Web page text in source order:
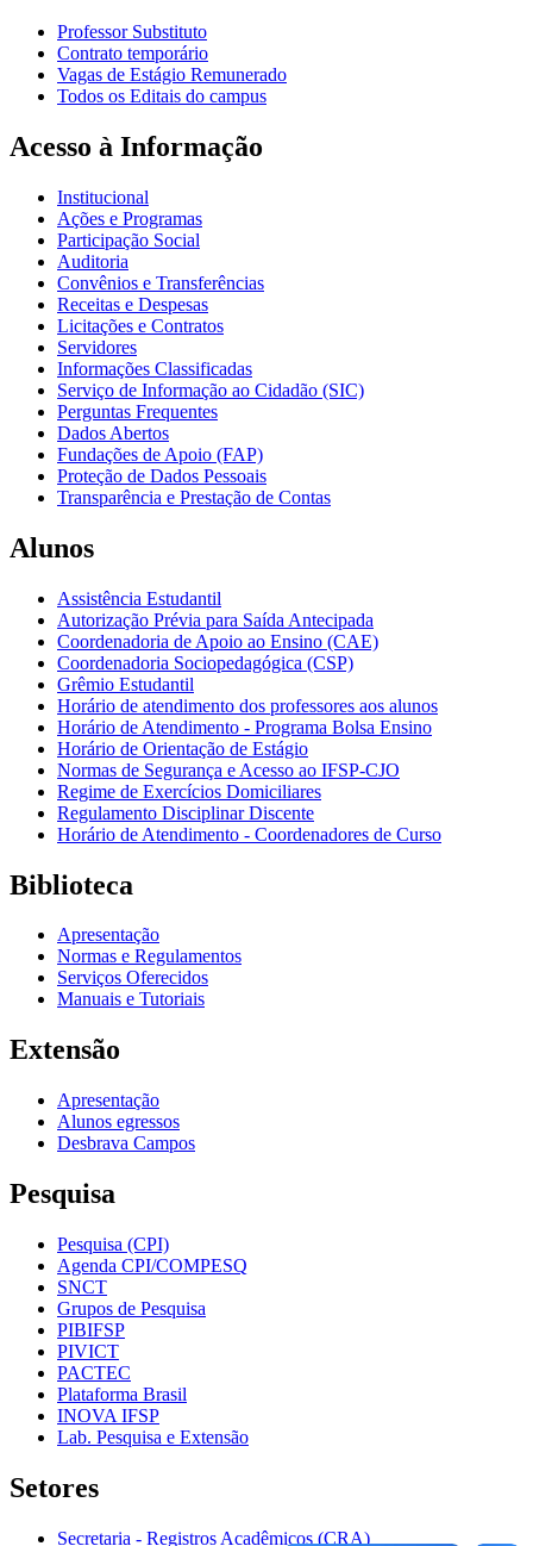
Professor Substituto
Contrato temporário
Vagas de Estágio Remunerado
Todos os Editais do campus
Acesso à Informação
Institucional
Ações e Programas
Participação Social
Auditoria
Convênios e Transferências
Receitas e Despesas
Licitações e Contratos
Servidores
Informações Classificadas
Serviço de Informação ao Cidadão (SIC)
Perguntas Frequentes
Dados Abertos
Fundações de Apoio (FAP)
Proteção de Dados Pessoais
Transparência e Prestação de Contas
Alunos
Assistência Estudantil
Autorização Prévia para Saída Antecipada
Coordenadoria de Apoio ao Ensino (CAE)
Coordenadoria Sociopedagógica (CSP)
Grêmio Estudantil
Horário de atendimento dos professores aos alunos
Horário de Atendimento - Programa Bolsa Ensino
Horário de Orientação de Estágio
Normas de Segurança e Acesso ao IFSP-CJO
Regime de Exercícios Domiciliares
Regulamento Disciplinar Discente
Horário de Atendimento - Coordenadores de Curso
Biblioteca
Apresentação
Normas e Regulamentos
Serviços Oferecidos
Manuais e Tutoriais
Extensão
Apresentação
Alunos egressos
Desbrava Campos
Pesquisa
Pesquisa (CPI)
Agenda CPI/COMPESQ
SNCT
Grupos de Pesquisa
PIBIFSP
PIVICT
PACTEC
Plataforma Brasil
INOVA IFSP
Lab. Pesquisa e Extensão
Setores
Secretaria - Registros Acadêmicos (CRA)